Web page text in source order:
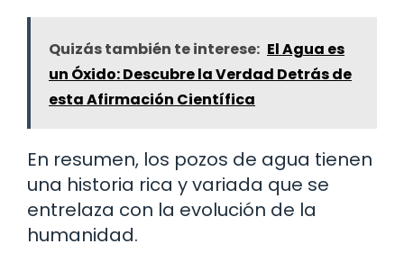
Quizás también te interese: El Agua es
un Óxido: Descubre la Verdad Detrás de
esta Afirmación Científica
En resumen, los pozos de agua tienen
una historia rica y variada que se
entrelaza con la evolución de la
humanidad.